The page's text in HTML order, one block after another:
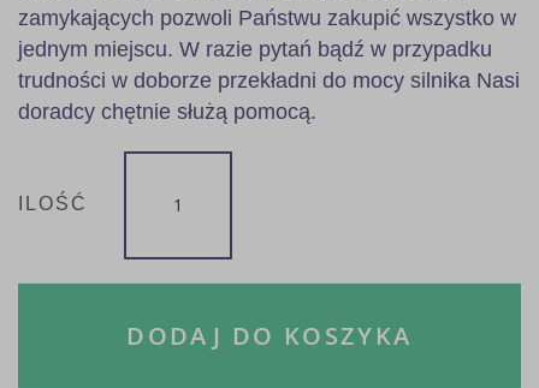
zamykających pozwoli Państwu zakupić wszystko w
jednym miejscu. W razie pytań bądź w przypadku
trudności w doborze przekładni do mocy silnika Nasi
doradcy chętnie służą pomocą.
ILOŚĆ
DODAJ DO KOSZYKA